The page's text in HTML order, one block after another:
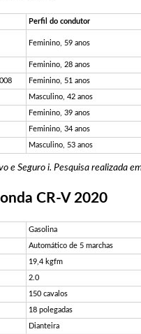
Perfil do condutor
Feminino, 59 anos
Feminino, 28 anos
Feminino, 51 anos
Masculino, 42 anos
Feminino, 39 anos
Feminino, 34 anos
Masculino, 53 anos
e Seguro i. Pesquisa realizada
CR-V 2020
Gasolina
Automático de 5 marchas
19,4 kgfm
2.0
150 cavalos
18 polegadas
Dianteira